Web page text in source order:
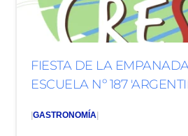
FIESTA DE LA
ESCUELA Nº 187
|GASTRONOMÍA